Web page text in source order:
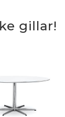
gillar!